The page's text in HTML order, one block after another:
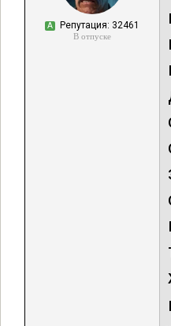
А Репутация: 32461
В отпуске